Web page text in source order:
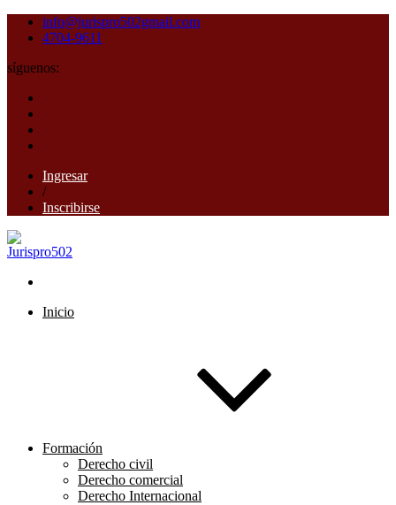
info@jurispro502gmail.com
4704-9611
síguenos:
Ingresar
/
Inscribirse
Inicio
Formación
Derecho civil
Derecho comercial
Derecho Internacional